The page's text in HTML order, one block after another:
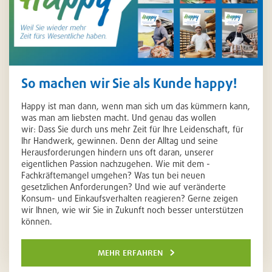
So machen wir Sie als Kunde happy!
Happy ist man dann, wenn man sich um das kümmern kann,
was man am liebsten macht. Und genau das wollen
wir: Dass Sie durch uns mehr Zeit für Ihre Leidenschaft, für
Ihr Handwerk, gewinnen. Denn der Alltag und seine
Herausforderungen hindern uns oft daran, unserer
eigentlichen Passion nachzugehen. Wie mit dem ­
Fachkräftemangel umgehen? Was tun bei neuen
gesetzlichen Anforderungen? Und wie auf veränderte
Konsum- und Einkaufsverhalten reagieren? Gerne zeigen
wir Ihnen, wie wir Sie in Zukunft noch besser unterstützen
können.
mehr erfahren